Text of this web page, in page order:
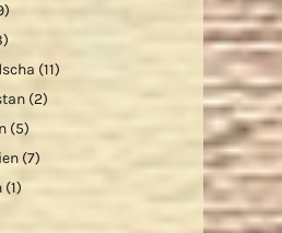
(11)
(2)
(5)
(7)
(1)